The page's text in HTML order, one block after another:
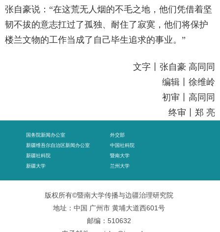
张自豪说：“在这荒无人烟的不毛之地，他们凭借着坚
韧不拔的意志扛过了孤独、耐住了寂寞，他们将保护
楼兰文物的工作当成了自己毕生追求的事业。”
文字丨张自豪 高同同
编辑丨徐维岭
初审丨高同同
终审丨郑 亮
国务院新闻办公室
外交部
新疆维吾尔自治区新闻办公室
中国社科院
新疆社科院
暨南大学
新疆大学
兰州大学
版权所有©暨南大学传播与边疆治理研究院
地址：中国 广州市 黄埔大道西601号
邮编：510632